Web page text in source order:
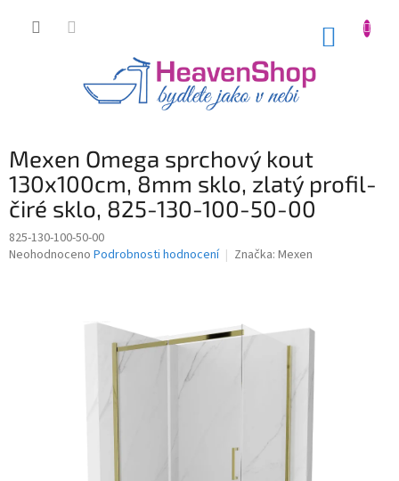
Mexen Omega sprchový kout
130x100cm, 8mm sklo, zlatý profil-
čiré sklo, 825-130-100-50-00
825-130-100-50-00
Průměrné
Neohodnoceno Podrobnosti hodnocení Značka: Mexen